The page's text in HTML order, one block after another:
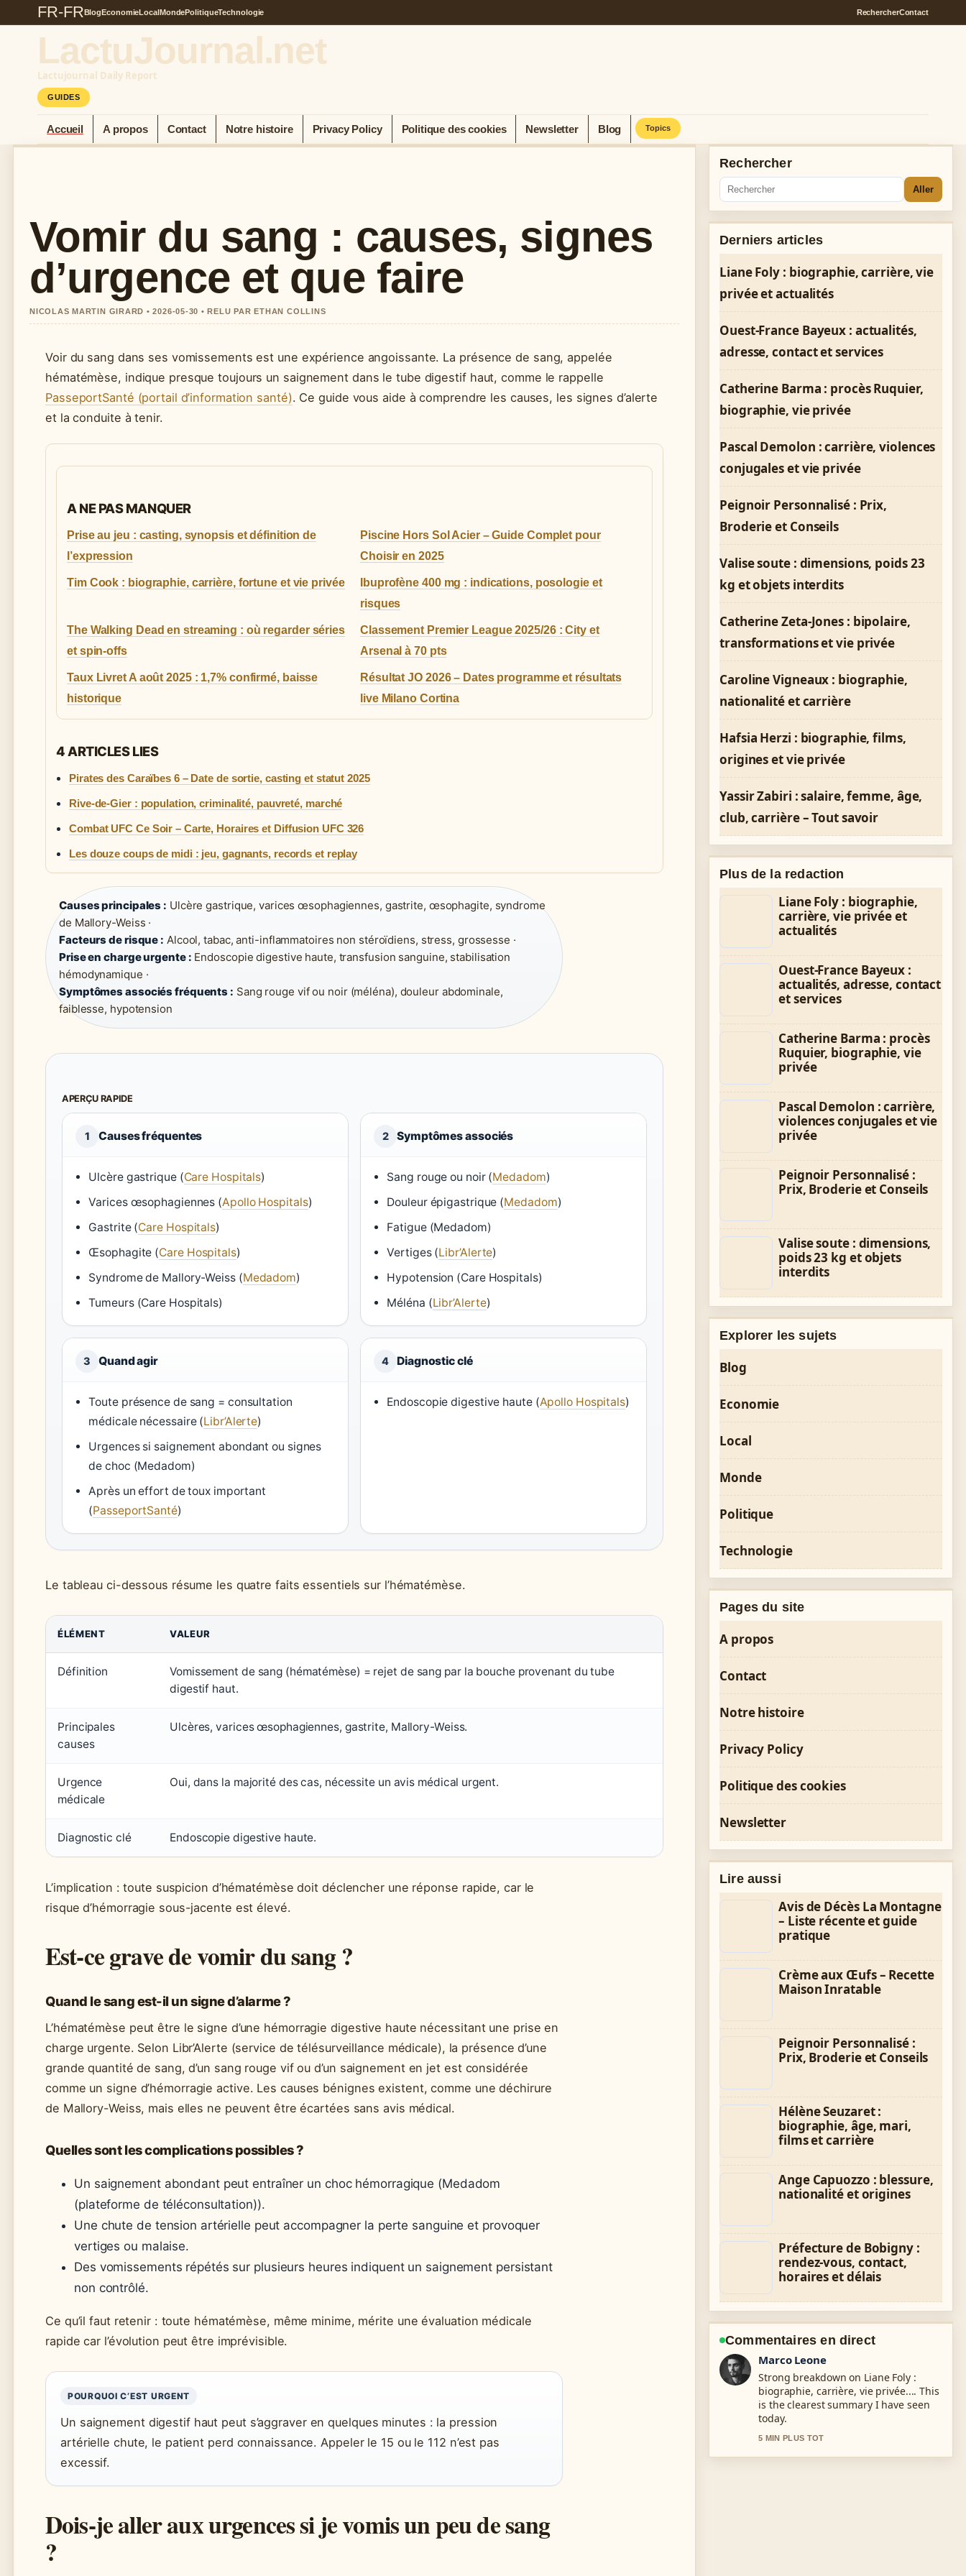
FR-FRBlogEconomieLocalMondePolitiqueTechnologie RechercherContact
LactuJournal.net
Lactujournal Daily Report
GUIDES
Accueil A propos Contact Notre histoire Privacy Policy Politique des cookies Newsletter Blog Topics
Vomir du sang : causes, signes
d’urgence et que faire
NICOLAS MARTIN GIRARD • 2026-05-30 • RELU PAR ETHAN COLLINS
Voir du sang dans ses vomissements est une expérience angoissante. La présence de sang, appelée
hématémèse, indique presque toujours un saignement dans le tube digestif haut, comme le rappelle
PasseportSanté (portail d’information santé). Ce guide vous aide à comprendre les causes, les signes d’alerte
et la conduite à tenir.
A NE PAS MANQUER
Prise au jeu : casting, synopsis et définition de
l’expression
Piscine Hors Sol Acier – Guide Complet pour
Choisir en 2025
Tim Cook : biographie, carrière, fortune et vie privée
Ibuprofène 400 mg : indications, posologie et
risques
The Walking Dead en streaming : où regarder séries
et spin-offs
Classement Premier League 2025/26 : City et
Arsenal à 70 pts
Taux Livret A août 2025 : 1,7% confirmé, baisse
historique
Résultat JO 2026 – Dates programme et résultats
live Milano Cortina
4 ARTICLES LIES
Pirates des Caraïbes 6 – Date de sortie, casting et statut 2025
Rive-de-Gier : population, criminalité, pauvreté, marché
Combat UFC Ce Soir – Carte, Horaires et Diffusion UFC 326
Les douze coups de midi : jeu, gagnants, records et replay
Causes principales : Ulcère gastrique, varices œsophagiennes, gastrite, œsophagite, syndrome
de Mallory-Weiss ·
Facteurs de risque : Alcool, tabac, anti-inflammatoires non stéroïdiens, stress, grossesse ·
Prise en charge urgente : Endoscopie digestive haute, transfusion sanguine, stabilisation
hémodynamique ·
Symptômes associés fréquents : Sang rouge vif ou noir (méléna), douleur abdominale,
faiblesse, hypotension
APERÇU RAPIDE
1 Causes fréquentes
Ulcère gastrique (Care Hospitals)
Varices œsophagiennes (Apollo Hospitals)
Gastrite (Care Hospitals)
Œsophagite (Care Hospitals)
Syndrome de Mallory-Weiss (Medadom)
Tumeurs (Care Hospitals)
2 Symptômes associés
Sang rouge ou noir (Medadom)
Douleur épigastrique (Medadom)
Fatigue (Medadom)
Vertiges (Libr’Alerte)
Hypotension (Care Hospitals)
Méléna (Libr’Alerte)
3 Quand agir
Toute présence de sang = consultation
médicale nécessaire (Libr’Alerte)
Urgences si saignement abondant ou signes
de choc (Medadom)
Après un effort de toux important
(PasseportSanté)
4 Diagnostic clé
Endoscopie digestive haute (Apollo Hospitals)
Le tableau ci-dessous résume les quatre faits essentiels sur l’hématémèse.
ÉLÉMENT VALEUR
Définition
Vomissement de sang (hématémèse) = rejet de sang par la bouche provenant du tube
digestif haut.
Principales
causes
Ulcères, varices œsophagiennes, gastrite, Mallory-Weiss.
Urgence
médicale
Oui, dans la majorité des cas, nécessite un avis médical urgent.
Diagnostic clé Endoscopie digestive haute.
L’implication : toute suspicion d’hématémèse doit déclencher une réponse rapide, car le
risque d’hémorragie sous-jacente est élevé.
Est-ce grave de vomir du sang ?
Quand le sang est-il un signe d’alarme ?
L’hématémèse peut être le signe d’une hémorragie digestive haute nécessitant une prise en
charge urgente. Selon Libr’Alerte (service de télésurveillance médicale), la présence d’une
grande quantité de sang, d’un sang rouge vif ou d’un saignement en jet est considérée
comme un signe d’hémorragie active. Les causes bénignes existent, comme une déchirure
de Mallory-Weiss, mais elles ne peuvent être écartées sans avis médical.
Quelles sont les complications possibles ?
Un saignement abondant peut entraîner un choc hémorragique (Medadom
(plateforme de téléconsultation)).
Une chute de tension artérielle peut accompagner la perte sanguine et provoquer
vertiges ou malaise.
Des vomissements répétés sur plusieurs heures indiquent un saignement persistant
non contrôlé.
Ce qu’il faut retenir : toute hématémèse, même minime, mérite une évaluation médicale
rapide car l’évolution peut être imprévisible.
POURQUOI C’EST URGENT
Un saignement digestif haut peut s’aggraver en quelques minutes : la pression
artérielle chute, le patient perd connaissance. Appeler le 15 ou le 112 n’est pas
excessif.
Dois-je aller aux urgences si je vomis un peu de sang
?
Rechercher
Aller
Derniers articles
Liane Foly : biographie, carrière, vie
privée et actualités
Ouest-France Bayeux : actualités,
adresse, contact et services
Catherine Barma : procès Ruquier,
biographie, vie privée
Pascal Demolon : carrière, violences
conjugales et vie privée
Peignoir Personnalisé : Prix,
Broderie et Conseils
Valise soute : dimensions, poids 23
kg et objets interdits
Catherine Zeta-Jones : bipolaire,
transformations et vie privée
Caroline Vigneaux : biographie,
nationalité et carrière
Hafsia Herzi : biographie, films,
origines et vie privée
Yassir Zabiri : salaire, femme, âge,
club, carrière – Tout savoir
Plus de la redaction
Liane Foly : biographie,
carrière, vie privée et
actualités
Ouest-France Bayeux :
actualités, adresse, contact
et services
Catherine Barma : procès
Ruquier, biographie, vie
privée
Pascal Demolon : carrière,
violences conjugales et vie
privée
Peignoir Personnalisé :
Prix, Broderie et Conseils
Valise soute : dimensions,
poids 23 kg et objets
interdits
Explorer les sujets
Blog
Economie
Local
Monde
Politique
Technologie
Pages du site
A propos
Contact
Notre histoire
Privacy Policy
Politique des cookies
Newsletter
Lire aussi
Avis de Décès La Montagne
– Liste récente et guide
pratique
Crème aux Œufs – Recette
Maison Inratable
Peignoir Personnalisé :
Prix, Broderie et Conseils
Hélène Seuzaret :
biographie, âge, mari,
films et carrière
Ange Capuozzo : blessure,
nationalité et origines
Préfecture de Bobigny :
rendez-vous, contact,
horaires et délais
Commentaires en direct
Nina Brooks
Following Ouest-France Bayeux :
actualités, adresse, contact et...
closely - appreciate the balanced tone
here.
7 MIN PLUS TOT